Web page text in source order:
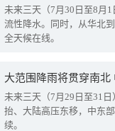
未来三天（7月30日至8月
流性降水。同时，从华北
全天候在线。
大范围降雨将贯穿南
未来三天（7月29日至31
抬、大陆高压东移，中东
续。